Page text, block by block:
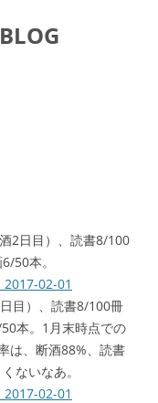
2日目）、読書8/100
50本。
02-01
目）、読書8/100冊
本。1月末時点での
は、断酒88%、読書
ないなあ。
02-01